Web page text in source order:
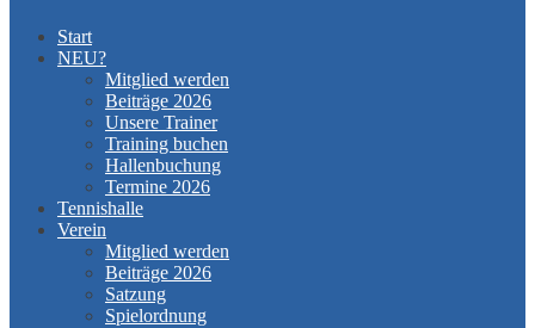
Start
NEU?
Mitglied werden
Beiträge 2026
Unsere Trainer
Training buchen
Hallenbuchung
Termine 2026
Tennishalle
Verein
Mitglied werden
Beiträge 2026
Satzung
Spielordnung